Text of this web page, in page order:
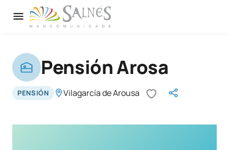
Pensión Arosa
PENSIÓN Vilagarcía de Arousa